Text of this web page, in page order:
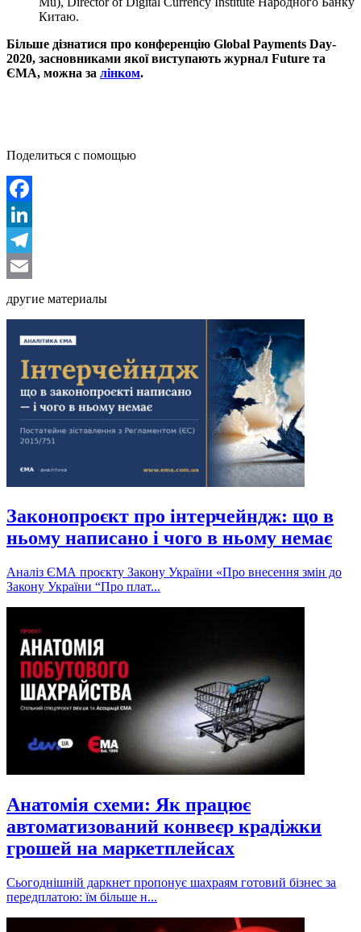
Китаю.
Більше дізнатися про конференцію Global Payments Day-
2020, засновниками якої виступають журнал Future та
ЄМА, можна за лінком.
Поделиться с помощью
Facebook
LinkedIn
Telegram
другие материалы
Законопроєкт про інтерчейндж: що в
ньому написано і чого в ньому немає
Аналіз ЄМА проєкту Закону України «Про внесення змін до
Закону України “Про плат...
Анатомія схеми: Як працює
автоматизований конвеєр крадіжки
грошей на маркетплейсах
Сьогоднішній даркнет пропонує шахраям готовий бізнес за
передплатою: їм більше н...